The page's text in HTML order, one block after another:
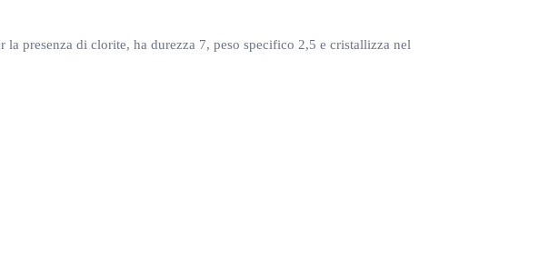
presenza di clorite, ha durezza 7, peso specifico 2,5 e cristallizza nel